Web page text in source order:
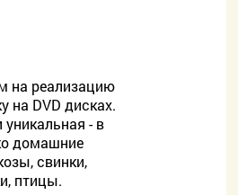
на реализацию
на DVD дисках.
уникальная - в
домашние
свинки,
птицы.